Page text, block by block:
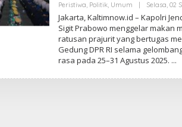
Peristiwa, Politik, Umum Selasa, 02
Jakarta, Kaltimnow.id – Kapolri
Sigit Prabowo menggelar makan
ratusan prajurit yang bertugas
Gedung DPR RI selama
rasa pada 25–31 Agustus 2025.